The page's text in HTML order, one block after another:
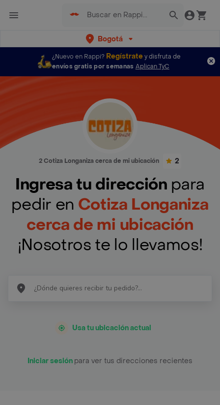
Bogotá
¿Nuevo en Rappi? Regístratey disfruta de
envíos gratis por semanas Aplican TyC
2 Cotiza Longaniza cerca de mi ubicación 2
Ingresa tu dirección para
pedir en Cotiza Longaniza
cerca de mi ubicación
¡Nosotros te lo llevamos!
Usa tu ubicación actual
Iniciar sesión para ver tus direcciones recientes